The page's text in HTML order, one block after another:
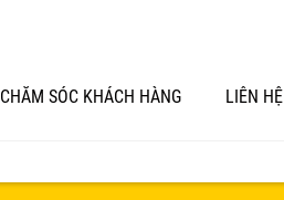
CHĂM SÓC KHÁCH HÀNG LIÊN HỆ